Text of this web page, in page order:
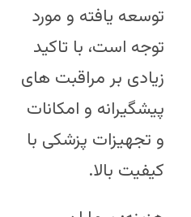
توسعه یافته و مورد
توجه است، با تاکید
زیادی بر مراقبت های
پیشگیرانه و امکانات
و تجهیزات پزشکی با
کیفیت بالا.